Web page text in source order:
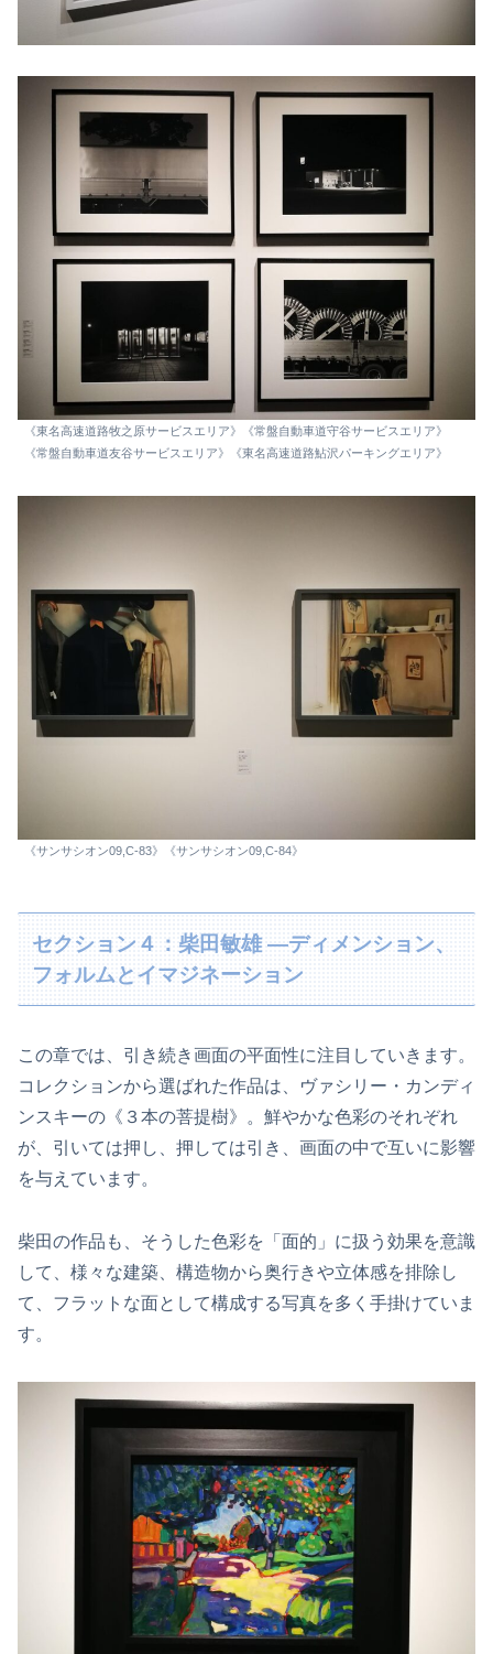
《東名高速道路牧之原サービスエリア》《常盤自動車道守谷サービスエリア》
《常盤自動車道友谷サービスエリア》《東名高速道路鮎沢パーキングエリア》
《サンサシオン09,C-83》《サンサシオン09,C-84》
セクション４：柴田敏雄 ―ディメンション、
フォルムとイマジネーション
この章では、引き続き画面の平面性に注目していきます。
コレクションから選ばれた作品は、ヴァシリー・カンディ
ンスキーの《３本の菩提樹》。鮮やかな色彩のそれぞれ
が、引いては押し、押しては引き、画面の中で互いに影響
を与えています。
柴田の作品も、そうした色彩を「面的」に扱う効果を意識
して、様々な建築、構造物から奥行きや立体感を排除し
て、フラットな面として構成する写真を多く手掛けていま
す。